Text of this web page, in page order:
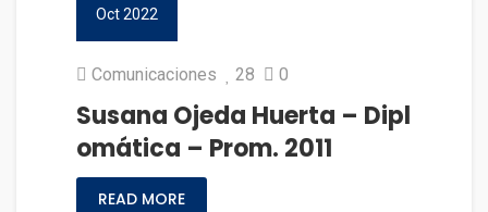
Oct 2022
Comunicaciones 28 0
Susana Ojeda Huerta – Dipl
omática – Prom. 2011
READ MORE